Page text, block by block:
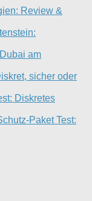
Review &
am
sicher oder
Diskretes
Paket Test: